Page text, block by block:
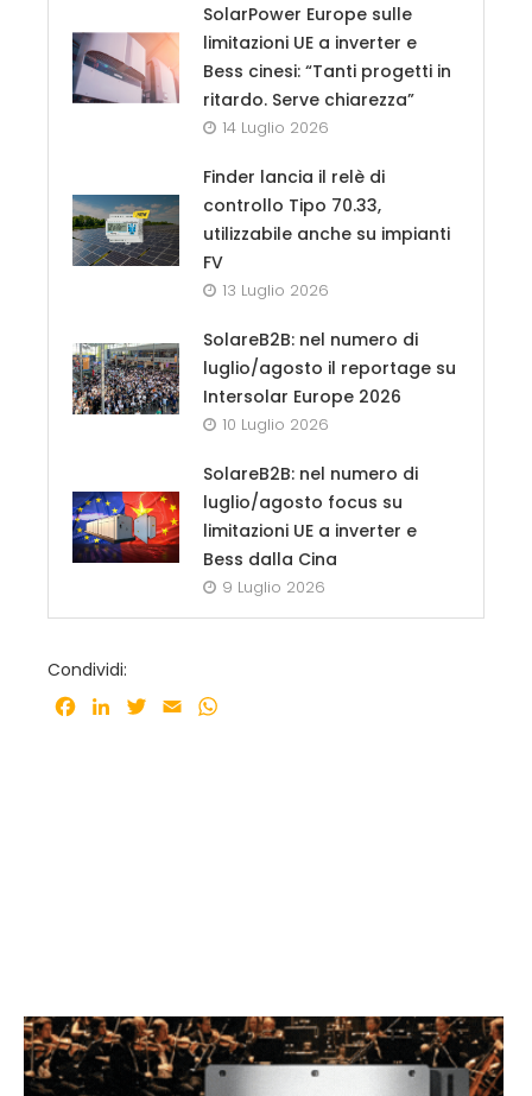
SolarPower Europe sulle
limitazioni UE a inverter e
Bess cinesi: “Tanti progetti in
ritardo. Serve chiarezza”
14 Luglio 2026
Finder lancia il relè di
controllo Tipo 70.33,
utilizzabile anche su impianti
FV
13 Luglio 2026
SolareB2B: nel numero di
luglio/agosto il reportage su
Intersolar Europe 2026
10 Luglio 2026
SolareB2B: nel numero di
luglio/agosto focus su
limitazioni UE a inverter e
Bess dalla Cina
9 Luglio 2026
Condividi:
Facebook
LinkedInTwitter
Email